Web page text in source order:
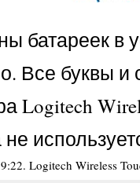
батареек в
Все буквы
Logitech
. Logitech Wireless